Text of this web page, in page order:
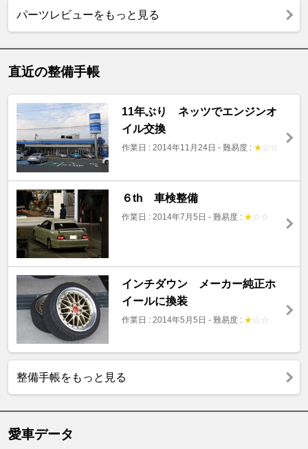
パーツレビューをもっと見る
直近の整備手帳
11年ぶり ネッツでエンジンオ
イル交換
作業日 : 2014年11月24日 - 難易度 : ★ ☆ ☆
６th 車検整備
作業日 : 2014年7月5日 - 難易度 : ★ ☆ ☆
インチダウン メーカー純正ホ
イールに換装
作業日 : 2014年5月5日 - 難易度 : ★ ☆ ☆
整備手帳をもっと見る
愛車データ